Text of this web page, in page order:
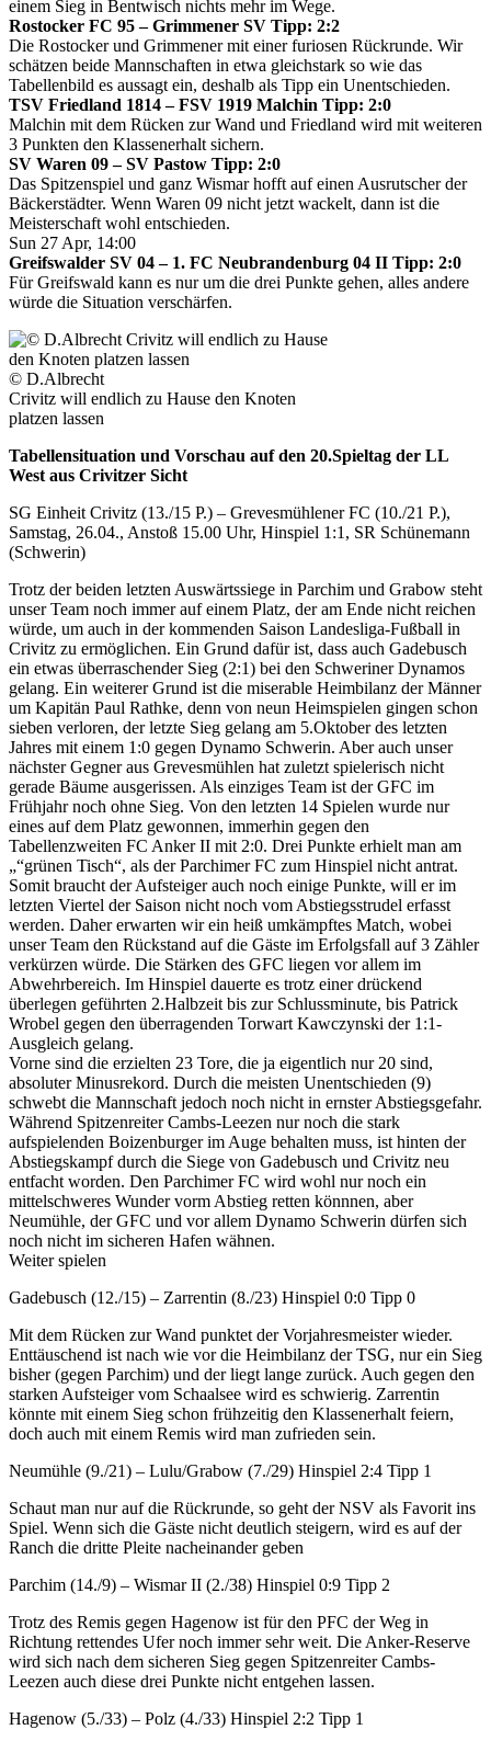
einem Sieg in Bentwisch nichts mehr im Wege.
Rostocker FC 95 – Grimmener SV Tipp: 2:2
Die Rostocker und Grimmener mit einer furiosen Rückrunde. Wir
schätzen beide Mannschaften in etwa gleichstark so wie das
Tabellenbild es aussagt ein, deshalb als Tipp ein Unentschieden.
TSV Friedland 1814 – FSV 1919 Malchin Tipp: 2:0
Malchin mit dem Rücken zur Wand und Friedland wird mit weiteren
3 Punkten den Klassenerhalt sichern.
SV Waren 09 – SV Pastow Tipp: 2:0
Das Spitzenspiel und ganz Wismar hofft auf einen Ausrutscher der
Bäckerstädter. Wenn Waren 09 nicht jetzt wackelt, dann ist die
Meisterschaft wohl entschieden.
Sun 27 Apr, 14:00
Greifswalder SV 04 – 1. FC Neubrandenburg 04 II Tipp: 2:0
Für Greifswald kann es nur um die drei Punkte gehen, alles andere
würde die Situation verschärfen.
© D.Albrecht
Crivitz will endlich zu Hause den Knoten
platzen lassen
Tabellensituation und Vorschau auf den 20.Spieltag der LL
West aus Crivitzer Sicht
SG Einheit Crivitz (13./15 P.) – Grevesmühlener FC (10./21 P.),
Samstag, 26.04., Anstoß 15.00 Uhr, Hinspiel 1:1, SR Schünemann
(Schwerin)
Trotz der beiden letzten Auswärtssiege in Parchim und Grabow steht
unser Team noch immer auf einem Platz, der am Ende nicht reichen
würde, um auch in der kommenden Saison Landesliga-Fußball in
Crivitz zu ermöglichen. Ein Grund dafür ist, dass auch Gadebusch
ein etwas überraschender Sieg (2:1) bei den Schweriner Dynamos
gelang. Ein weiterer Grund ist die miserable Heimbilanz der Männer
um Kapitän Paul Rathke, denn von neun Heimspielen gingen schon
sieben verloren, der letzte Sieg gelang am 5.Oktober des letzten
Jahres mit einem 1:0 gegen Dynamo Schwerin. Aber auch unser
nächster Gegner aus Grevesmühlen hat zuletzt spielerisch nicht
gerade Bäume ausgerissen. Als einziges Team ist der GFC im
Frühjahr noch ohne Sieg. Von den letzten 14 Spielen wurde nur
eines auf dem Platz gewonnen, immerhin gegen den
Tabellenzweiten FC Anker II mit 2:0. Drei Punkte erhielt man am
„“grünen Tisch“, als der Parchimer FC zum Hinspiel nicht antrat.
Somit braucht der Aufsteiger auch noch einige Punkte, will er im
letzten Viertel der Saison nicht noch vom Abstiegsstrudel erfasst
werden. Daher erwarten wir ein heiß umkämpftes Match, wobei
unser Team den Rückstand auf die Gäste im Erfolgsfall auf 3 Zähler
verkürzen würde. Die Stärken des GFC liegen vor allem im
Abwehrbereich. Im Hinspiel dauerte es trotz einer drückend
überlegen geführten 2.Halbzeit bis zur Schlussminute, bis Patrick
Wrobel gegen den überragenden Torwart Kawczynski der 1:1-
Ausgleich gelang.
Vorne sind die erzielten 23 Tore, die ja eigentlich nur 20 sind,
absoluter Minusrekord. Durch die meisten Unentschieden (9)
schwebt die Mannschaft jedoch noch nicht in ernster Abstiegsgefahr.
Während Spitzenreiter Cambs-Leezen nur noch die stark
aufspielenden Boizenburger im Auge behalten muss, ist hinten der
Abstiegskampf durch die Siege von Gadebusch und Crivitz neu
entfacht worden. Den Parchimer FC wird wohl nur noch ein
mittelschweres Wunder vorm Abstieg retten könnnen, aber
Neumühle, der GFC und vor allem Dynamo Schwerin dürfen sich
noch nicht im sicheren Hafen wähnen.
Weiter spielen
Gadebusch (12./15) – Zarrentin (8./23) Hinspiel 0:0 Tipp 0
Mit dem Rücken zur Wand punktet der Vorjahresmeister wieder.
Enttäuschend ist nach wie vor die Heimbilanz der TSG, nur ein Sieg
bisher (gegen Parchim) und der liegt lange zurück. Auch gegen den
starken Aufsteiger vom Schaalsee wird es schwierig. Zarrentin
könnte mit einem Sieg schon frühzeitig den Klassenerhalt feiern,
doch auch mit einem Remis wird man zufrieden sein.
Neumühle (9./21) – Lulu/Grabow (7./29) Hinspiel 2:4 Tipp 1
Schaut man nur auf die Rückrunde, so geht der NSV als Favorit ins
Spiel. Wenn sich die Gäste nicht deutlich steigern, wird es auf der
Ranch die dritte Pleite nacheinander geben
Parchim (14./9) – Wismar II (2./38) Hinspiel 0:9 Tipp 2
Trotz des Remis gegen Hagenow ist für den PFC der Weg in
Richtung rettendes Ufer noch immer sehr weit. Die Anker-Reserve
wird sich nach dem sicheren Sieg gegen Spitzenreiter Cambs-
Leezen auch diese drei Punkte nicht entgehen lassen.
Hagenow (5./33) – Polz (4./33) Hinspiel 2:2 Tipp 1